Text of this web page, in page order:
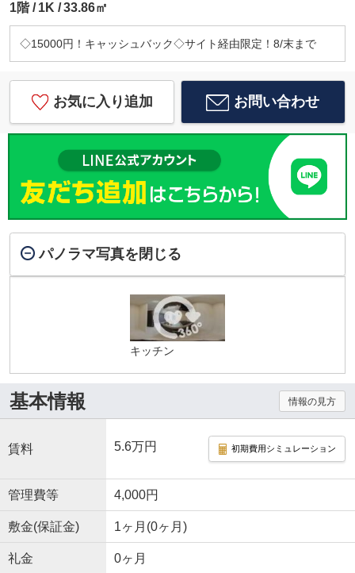
1階
1K 33.86㎡
◇15000円！キャッシュバック◇サイト経由限定！8/末まで
お気に入り追加 お問い合わせ
パノラマ写真を閉じる
キッチン
基本情報 情報の見方
賃料 5.6万円 初期費用シミュレーション
管理費等 4,000円
敷金(保証金) 1ヶ月(0ヶ月)
礼金 0ヶ月